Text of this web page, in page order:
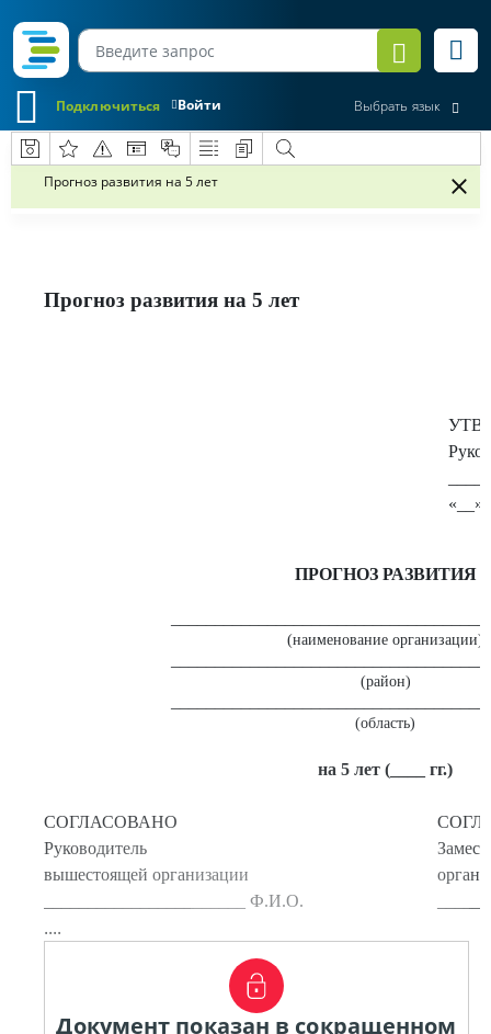
Войти
Подключиться Выбрать язык
Прогноз развития на 5 лет
Прогноз развития на 5 лет
«__»
ПРОГНОЗ РАЗВИТИЯ
(наименование организации)
(район)
(область)
на 5 лет (____ гг.)
СОГЛАСОВАНО
Руководитель
вышестоящей организации
_______________________ Ф.И.О.
....
Документ показан в сокращенном